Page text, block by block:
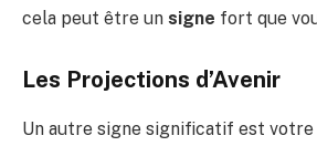
cela peut être un signe fort que
Les Projections d’Avenir
Un autre signe significatif est